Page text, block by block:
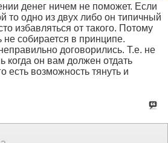
денег ничем не поможет. Если
то одно из двух либо он типичный
избавляться от такого. Потому
не собирается в принципе.
договорились. Т.е. не
когда он вам должен отдать
есть возможность тянуть и